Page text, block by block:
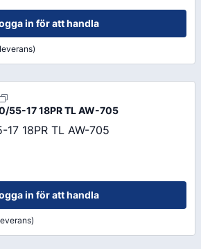
in för att handla
55-17 18PR TL AW-705
17 18PR TL AW-705
in för att handla